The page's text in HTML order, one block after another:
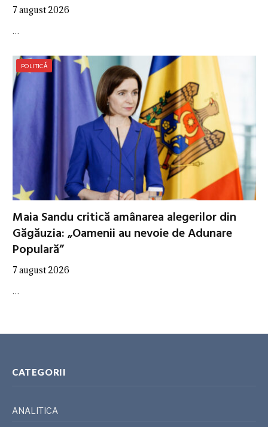
7 august 2026
…
POLITICĂ
Maia Sandu critică amânarea alegerilor din
Găgăuzia: „Oamenii au nevoie de Adunare
Populară”
7 august 2026
…
CATEGORII
ANALITICA